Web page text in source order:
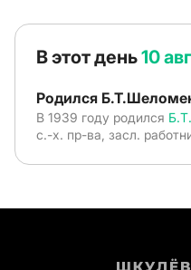
В этот день10
Родился
В 1939 году родился
с.-х. пр-ва, засл.